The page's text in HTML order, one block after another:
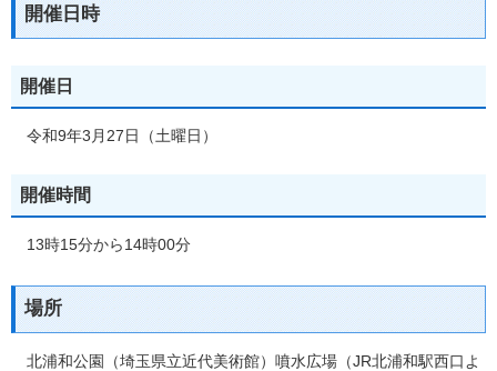
開催日時
開催日
令和9年3月27日（土曜日）
開催時間
13時15分から14時00分
場所
北浦和公園（埼玉県立近代美術館）噴水広場（JR北浦和駅西口よ